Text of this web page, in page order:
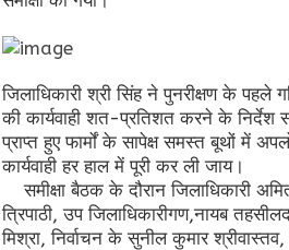
जिलाधिकारी श्री सिंह ने पुनरीक्षण के पहले
की कार्यवाही शत-प्रतिशत करने के निर्देश
प्राप्त हुए फार्मों के सापेक्ष समस्त बूथों में
कार्यवाही हर हाल में पूरी कर ली जाय।
समीक्षा बैठक के दौरान जिलाधिकारी
त्रिपाठी, उप जिलाधिकारीगण,नायब
मिश्रा, निर्वाचन के सुनील कुमार